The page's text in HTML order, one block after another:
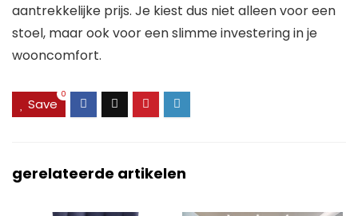
aantrekkelijke prijs. Je kiest dus niet alleen voor een
stoel, maar ook voor een slimme investering in je
wooncomfort.
Save
0
gerelateerde artikelen